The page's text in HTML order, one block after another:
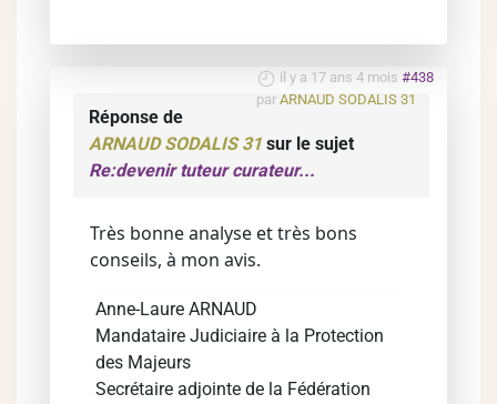
il y a 17 ans 4 mois #438
par ARNAUD SODALIS 31
Réponse de
ARNAUD SODALIS 31 sur le sujet
Re:devenir tuteur curateur...
Très bonne analyse et très bons
conseils, à mon avis.
Anne-Laure ARNAUD
Mandataire Judiciaire à la Protection
des Majeurs
Secrétaire adjointe de la Fédération